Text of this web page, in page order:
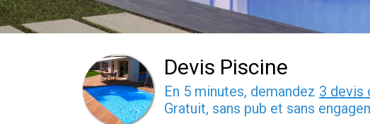
Devis Piscine
En 5 minutes, demandez 3 devis
Gratuit, sans pub et sans